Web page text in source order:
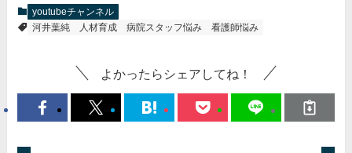
youtubeチャンネル
河井葉純
人材育成 病院スタッフ悩み 看護師悩み
よかったらシェアしてね！